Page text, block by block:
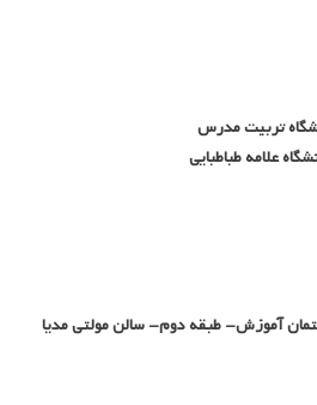
تربیت مدرس
علامه طباطبایی
آموزش- طبقه دوم- سالن مولتی مدیا